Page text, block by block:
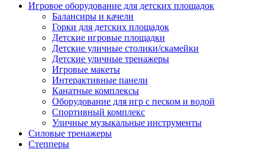
Игровое оборудование для детских площадок
Балансиры и качели
Горки для детских площадок
Детские игровые площадки
Детские уличные столики/скамейки
Детские уличные тренажеры
Игровые макеты
Интерактивные панели
Канатные комплексы
Оборудование для игр с песком и водой
Спортивный комплекс
Уличные музыкальные инструменты
Силовые тренажеры
Степперы